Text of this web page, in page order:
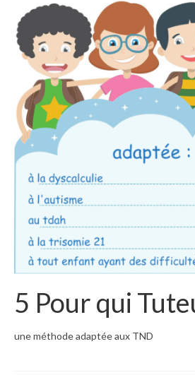
5 Pour qui
une méthode adaptée aux TND